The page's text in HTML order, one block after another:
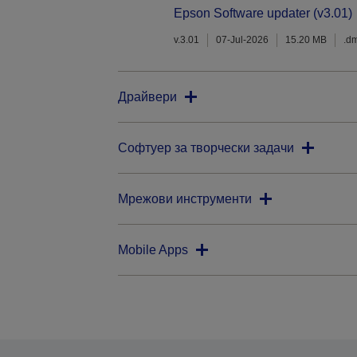
Epson Software updater (v3.01)
v.3.01 07-Jul-2026 15.20 MB
Драйвери
Софтуер за творчески задачи
Мрежови инструменти
Mobile Apps